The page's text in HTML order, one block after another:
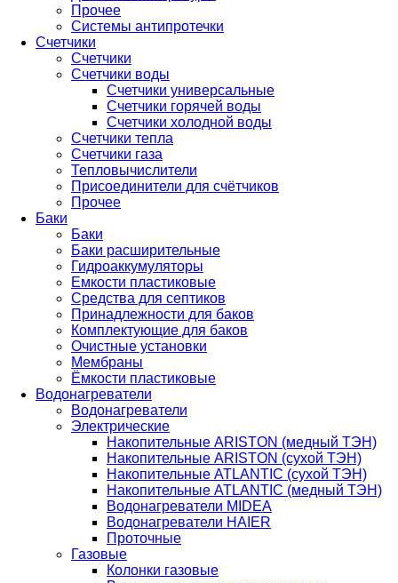
Прочее
Системы антипротечки
Счетчики
Счетчики
Счетчики воды
Счетчики универсальные
Счетчики горячей воды
Счетчики холодной воды
Счетчики тепла
Счетчики газа
Тепловычислители
Присоединители для счётчиков
Прочее
Баки
Баки
Баки расширительные
Гидроаккумуляторы
Емкости пластиковые
Средства для септиков
Принадлежности для баков
Комплектующие для баков
Очистные установки
Мембраны
Ёмкости пластиковые
Водонагреватели
Водонагреватели
Электрические
Накопительные ARISTON (медный ТЭН)
Накопительные ARISTON (сухой ТЭН)
Накопительные ATLANTIC (сухой ТЭН)
Накопительные ATLANTIC (медный ТЭН)
Водонагреватели MIDEA
Водонагреватели HAIER
Проточные
Газовые
Колонки газовые